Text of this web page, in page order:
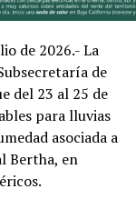
Serranía del
a la Presa La
a
de 40 a 60
de granizo.
Se mantiene
de 2026.- La
de
del 23 al 25 de
para lluvias
asociada a
Bertha, en